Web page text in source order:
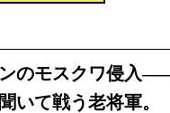
のモスクワ侵入
いて戦う老将軍。